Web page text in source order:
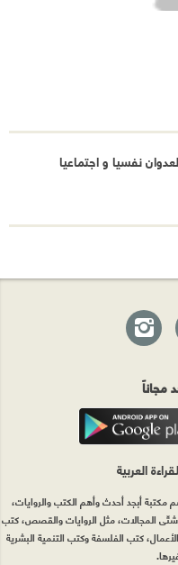
نفسيا و اجتماعيا
مجاناً
العربية
مكتبة أبجد أحدث وأهم الكتب والروايات،
شتّى المجالات، مثل الروايات والقصص، كتب
كتب الفلسفة وكتب التنمية البشرية